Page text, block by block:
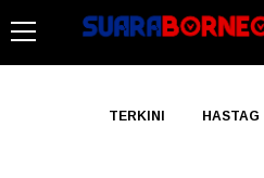
TERKINI HASTAG